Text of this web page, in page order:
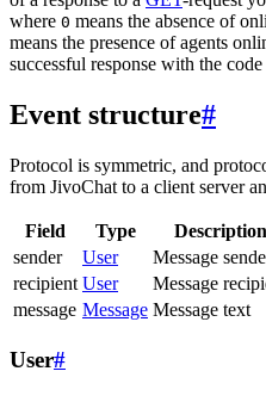
where 0 means the absence of
means the presence of agents
successful response with the code
Event structure#
Protocol is symmetric, and
from JivoChat to a client server
Field Type
Description
sender
User
Message
recipient User
Message
message Message Message text
User#